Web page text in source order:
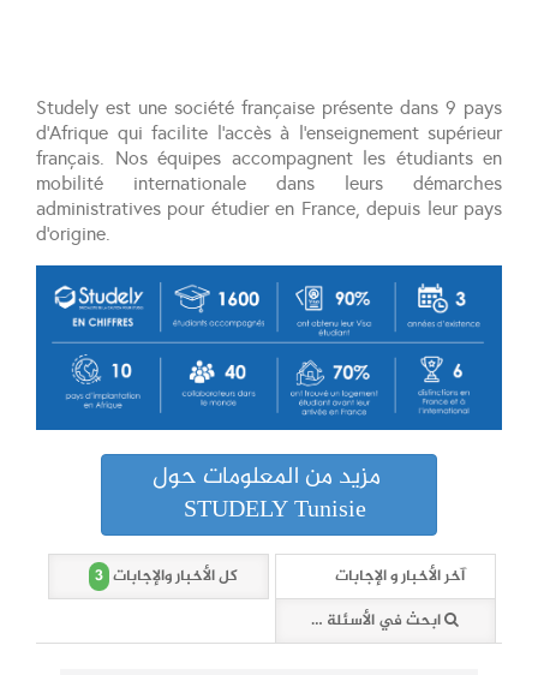
Studely est une société française présente dans 9 pays
d’Afrique qui facilite l’accès à l’enseignement supérieur
français. Nos équipes accompagnent les étudiants en
mobilité internationale dans leurs démarches
administratives pour étudier en France, depuis leur pays
d’origine.
مزيد من المعلومات حول
STUDELY Tunisie
آخر الأخبار و الإجابات كل الأخبار والإجابات 3
ابحث في الأسئلة والأخبار (3 وثائق)